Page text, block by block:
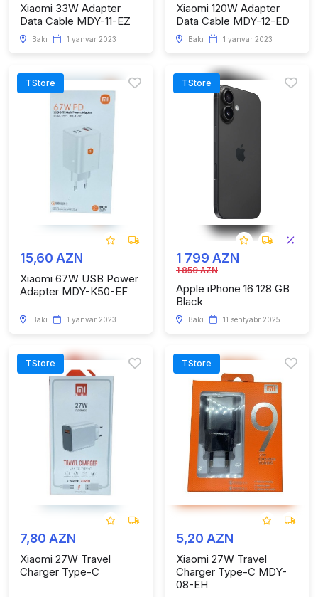
Xiaomi 33W Adapter
Data Cable MDY-11-EZ
Bakı 1 yanvar 2023
Xiaomi 120W Adapter
Data Cable MDY-12-ED
Bakı 1 yanvar 2023
TStore
15,60 AZN
Xiaomi 67W USB Power
Adapter MDY-K50-EF
Bakı 1 yanvar 2023
TStore
1 799 AZN
1 859 AZN
Apple iPhone 16 128 GB
Black
Bakı 11 sentyabr 2025
TStore
7,80 AZN
Xiaomi 27W Travel
Charger Type-C
TStore
5,20 AZN
Xiaomi 27W Travel
Charger Type-C MDY-
08-EH